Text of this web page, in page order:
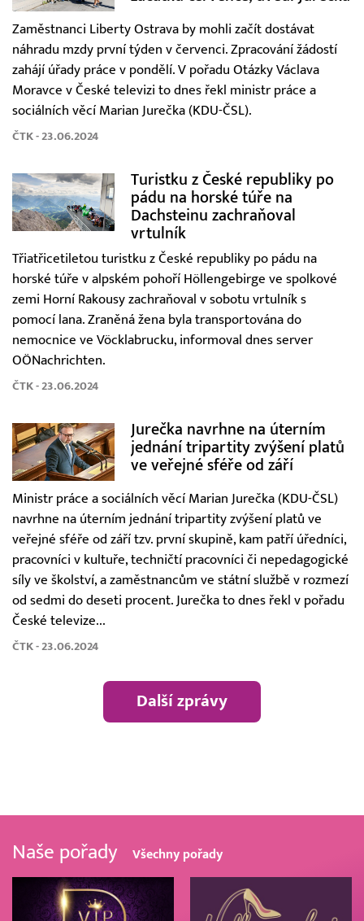
Zaměstnanci Liberty Ostrava by mohli začít dostávat
náhradu mzdy první týden v červenci. Zpracování žádostí
zahájí úřady práce v pondělí. V pořadu Otázky Václava
Moravce v České televizi to dnes řekl ministr práce a
sociálních věcí Marian Jurečka (KDU-ČSL).
ČTK - 23.06.2024
Turistku z České republiky po
pádu na horské túře na
Dachsteinu zachraňoval
vrtulník
Třiatřicetiletou turistku z České republiky po pádu na
horské túře v alpském pohoří Höllengebirge ve spolkové
zemi Horní Rakousy zachraňoval v sobotu vrtulník s
pomocí lana. Zraněná žena byla transportována do
nemocnice ve Vöcklabrucku, informoval dnes server
OÖNachrichten.
ČTK - 23.06.2024
Jurečka navrhne na úterním
jednání tripartity zvýšení platů
ve veřejné sféře od září
Ministr práce a sociálních věcí Marian Jurečka (KDU-ČSL)
navrhne na úterním jednání tripartity zvýšení platů ve
veřejné sféře od září tzv. první skupině, kam patří úředníci,
pracovníci v kultuře, techničtí pracovníci či nepedagogické
síly ve školství, a zaměstnancům ve státní službě v rozmezí
od sedmi do deseti procent. Jurečka to dnes řekl v pořadu
České televize...
ČTK - 23.06.2024
Další zprávy
Naše pořady Všechny pořady